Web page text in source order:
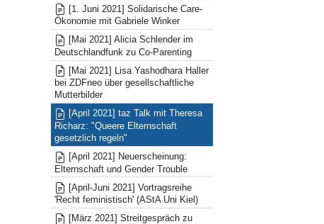
[1. Juni 2021] Solidarische Care-
Ökonomie mit Gabriele Winker
[Mai 2021] Alicia Schlender im
Deutschlandfunk zu Co-Parenting
[Mai 2021] Lisa Yashodhara Haller
bei ZDFneo über gesellschaftliche
Mutterbilder
[April 2021] taz Talk mit Theresa
Richarz: "Queere Elternschaft
gesetzlich regeln"
[April 2021] Neuerscheinung:
Elternschaft und Gender Trouble
[April-Juni 2021] Vortragsreihe
'Recht feministisch' (AStA Uni Kiel)
[März 2021] Streitgespräch zu